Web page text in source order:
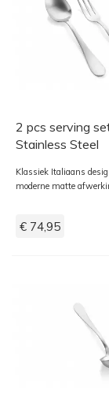
2 pcs serving
Stainless Steel
Klassiek Italiaans
moderne matte
€ 74,95